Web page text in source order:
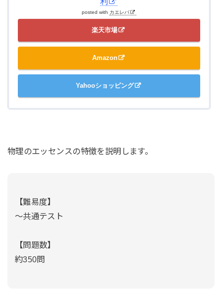
posted with カエレバ
楽天市場
Amazon
Yahooショッピング
物理のエッセンスの特徴を説明します。
【難易度】
～共通テスト
【問題数】
約350問